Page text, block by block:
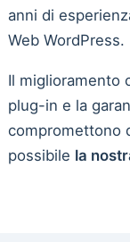
anni di
Web WordPress.
Il miglioramento
plug-in e la
compromettono
possibile la